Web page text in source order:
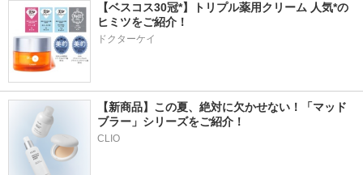
【ベスコス30冠*】トリプル薬用クリーム 人気*の
ヒミツをご紹介！
ドクターケイ
【新商品】この夏、絶対に欠かせない！「マッド
ブラー」シリーズをご紹介！
CLIO